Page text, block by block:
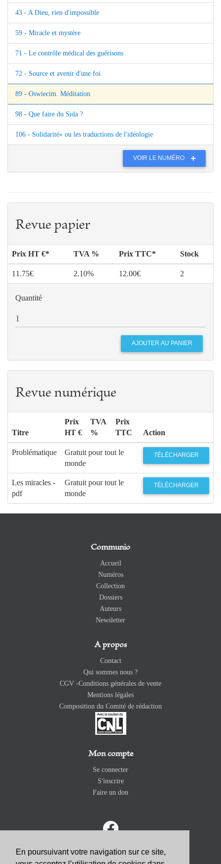
En poursuivant votre navigation sur ce site,
43 - A Dieu, rien d'impossible
59 - Miracle et mystère
71 - Le contrôle médical des guérisons
72 - Source et avenir d'une foi
89 - Oswiecim. Méditation
98 - Que faire du Sida ?
106 - Solidarité» ou les traductions de l'idéologie
VOIR LE NUMÉRO
Revue papier
Prix HT €* TVA % Prix TTC* Stock
11.75€ 2.10% 12.00€ 2
Quantité
Revue numérique
Titre
Prix
HT €
TVA
%
Prix
TTC
Action
Problématique
Gratuit pour tout le
monde
TÉLÉCHARGER
Les miracles -
pdf
Gratuit pour tout le
monde
TÉLÉCHARGER
Communio
Accueil
Numéros
Collection
Dossiers
Auteurs
Newsletter
A propos
Contact
Qui sommes nous ?
CGV -Conditions générales de vente
Mentions légales
Composition du Comité de rédaction
Mon compte
Se connecter
S'inscrire
Faire un don